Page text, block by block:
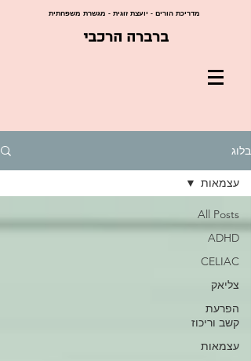
מדריכת הורים - יועצת זוגית - מגשרת משפחתית
ברברה הרכבי
בלוג
All Posts
ADHD
CELIAC
צליאק
הפרעת
קשב וריכוז
עצמאות
עצמאות